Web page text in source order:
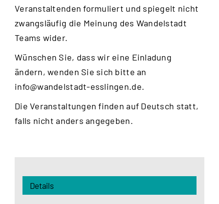
Veranstaltenden formuliert und spiegelt nicht
zwangsläufig die Meinung des Wandelstadt
Teams wider.
Wünschen Sie, dass wir eine Einladung
ändern, wenden Sie sich bitte an
info@wandelstadt-esslingen.de.
Die Veranstaltungen finden auf Deutsch statt,
falls nicht anders angegeben.
Details